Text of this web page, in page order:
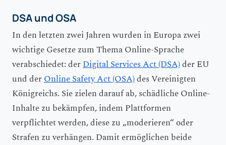
DSA und OSA
In den letzten zwei Jahren wurden in Europa zwei
wichtige Gesetze zum Thema Online-Sprache
verabschiedet: derDigital Services Act (DSA)der EU
und derOnline Safety Act (OSA)des Vereinigten
Königreichs. Sie zielen darauf ab, schädliche Online-
Inhalte zu bekämpfen, indem Plattformen
verpflichtet werden, diese zu „moderieren“ oder
Strafen zu verhängen. Damit ermöglichen beide